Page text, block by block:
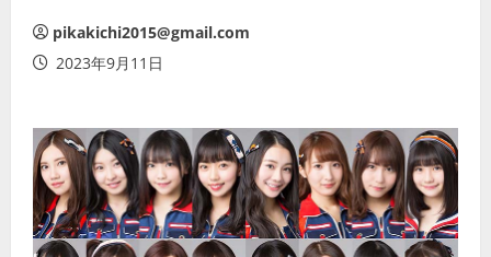
pikakichi2015@gmail.com
2023年9月11日